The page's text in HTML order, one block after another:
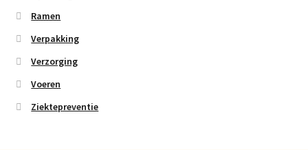
Ramen
Verpakking
Verzorging
Voeren
Ziektepreventie